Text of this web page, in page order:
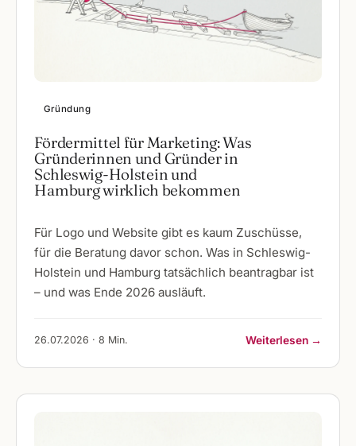
Gründung
Fördermittel für Marketing: Was
Gründerinnen und Gründer in
Schleswig-Holstein und
Hamburg wirklich bekommen
Für Logo und Website gibt es kaum Zuschüsse,
für die Beratung davor schon. Was in Schleswig-
Holstein und Hamburg tatsächlich beantragbar ist
– und was Ende 2026 ausläuft.
26.07.2026 · 8 Min. Weiterlesen →